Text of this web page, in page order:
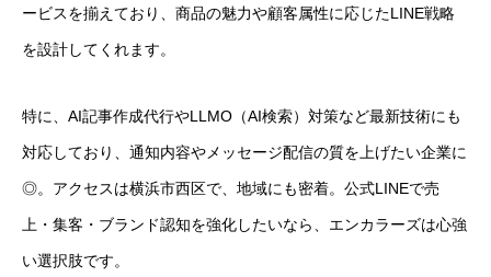
ービスを揃えており、商品の魅力や顧客属性に応じたLINE戦略
を設計してくれます。
特に、AI記事作成代行やLLMO（AI検索）対策など最新技術にも
対応しており、通知内容やメッセージ配信の質を上げたい企業に
◎。アクセスは横浜市西区で、地域にも密着。公式LINEで売
上・集客・ブランド認知を強化したいなら、エンカラーズは心強
い選択肢です。